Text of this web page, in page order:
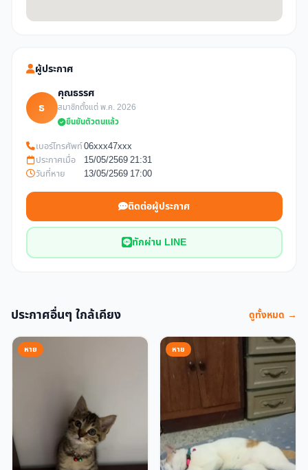
ผู้ประกาศ
ธ
คุณธรรศ
สมาชิกตั้งแต่ พ.ค. 2026
ยืนยันตัวตนแล้ว
เบอร์โทรศัพท์06xxx47xxx
ประกาศเมื่อ
15/05/2569 21:31
วันที่หาย
13/05/2569 17:00
ติดต่อผู้ประกาศ
ทักผ่าน LINE
ประกาศอื่นๆ ใกล้เคียง ดูทั้งหมด →
หาย หาย